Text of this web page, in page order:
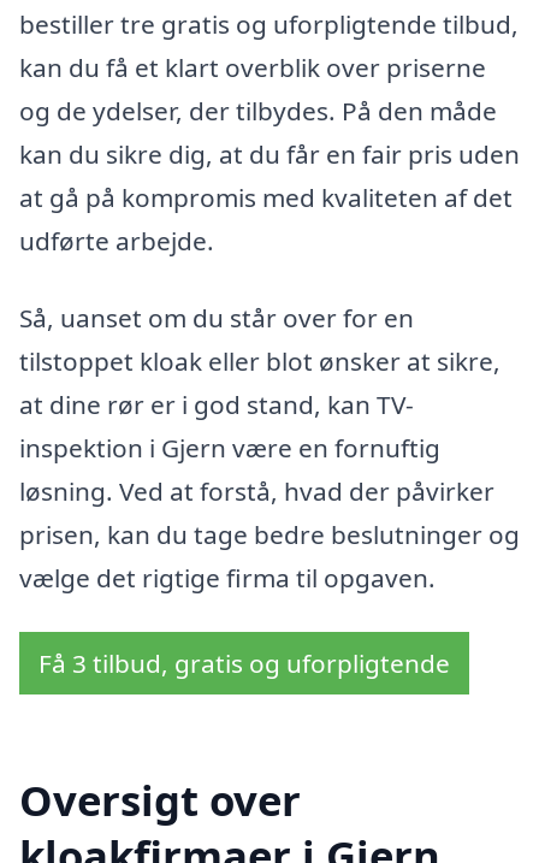
bestiller tre gratis og uforpligtende tilbud,
kan du få et klart overblik over priserne
og de ydelser, der tilbydes. På den måde
kan du sikre dig, at du får en fair pris uden
at gå på kompromis med kvaliteten af det
udførte arbejde.
Så, uanset om du står over for en
tilstoppet kloak eller blot ønsker at sikre,
at dine rør er i god stand, kan TV-
inspektion i Gjern være en fornuftig
løsning. Ved at forstå, hvad der påvirker
prisen, kan du tage bedre beslutninger og
vælge det rigtige firma til opgaven.
Få 3 tilbud, gratis og uforpligtende
Oversigt over